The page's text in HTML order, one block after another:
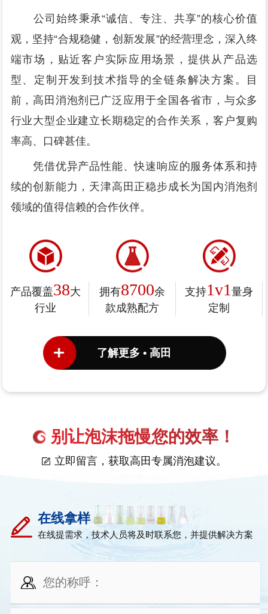
公司始终秉承“诚信、专注、共享”的核心价值
观，坚持“合规稳健，创新发展”的经营理念，深入终
端市场，贴近客户实际应用场景，提供从产品选
型、定制开发到技术指导的全链条解决方案。目
前，高田消泡剂已广泛应用于全国各省市，与众多
行业大型企业建立长期稳定的合作关系，客户复购
率高、口碑甚佳。
凭借优异产品性能、快速响应的服务体系和持
续的创新能力，天津高田正稳步成长为国内消泡剂
领域的值得信赖的合作伙伴。
产品覆盖38大
行业
拥有8700余
款成熟配方
支持1v1 量身
定制
了解更多 • 高田
别让泡沫拖慢您的效率！
立即留言，获取高田专属消泡建议。
在线拿样
在线提需求，技术人员将及时联系您，并提供解决方案